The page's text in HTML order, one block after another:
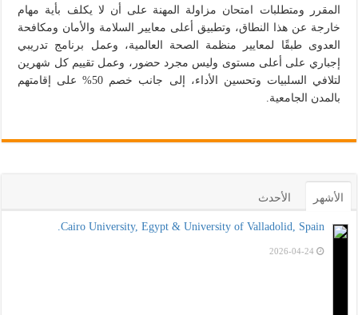
المقرر ومتطلبات امتحان مزاولة المهنة على أن لا يكلف بأية مهام
خارجة عن هذا النطاق، وتطبيق أعلى معايير السلامة والأمان ومكافحة
العدوى طبقًا لمعايير منظمة الصحة العالمية، وعمل برنامج تدريبي
إجباري على أعلى مستوى وليس مجرد حضور، وعمل تقييم كل شهرين
لتلافي السلبيات وتحسين الأداء، إلى جانب خصم 50%؜ على إقامتهم
بالمدن الجامعية.
الأشهر الأحدث
Cairo University, Egypt & University of Valladolid, Spain.
2026-04-24